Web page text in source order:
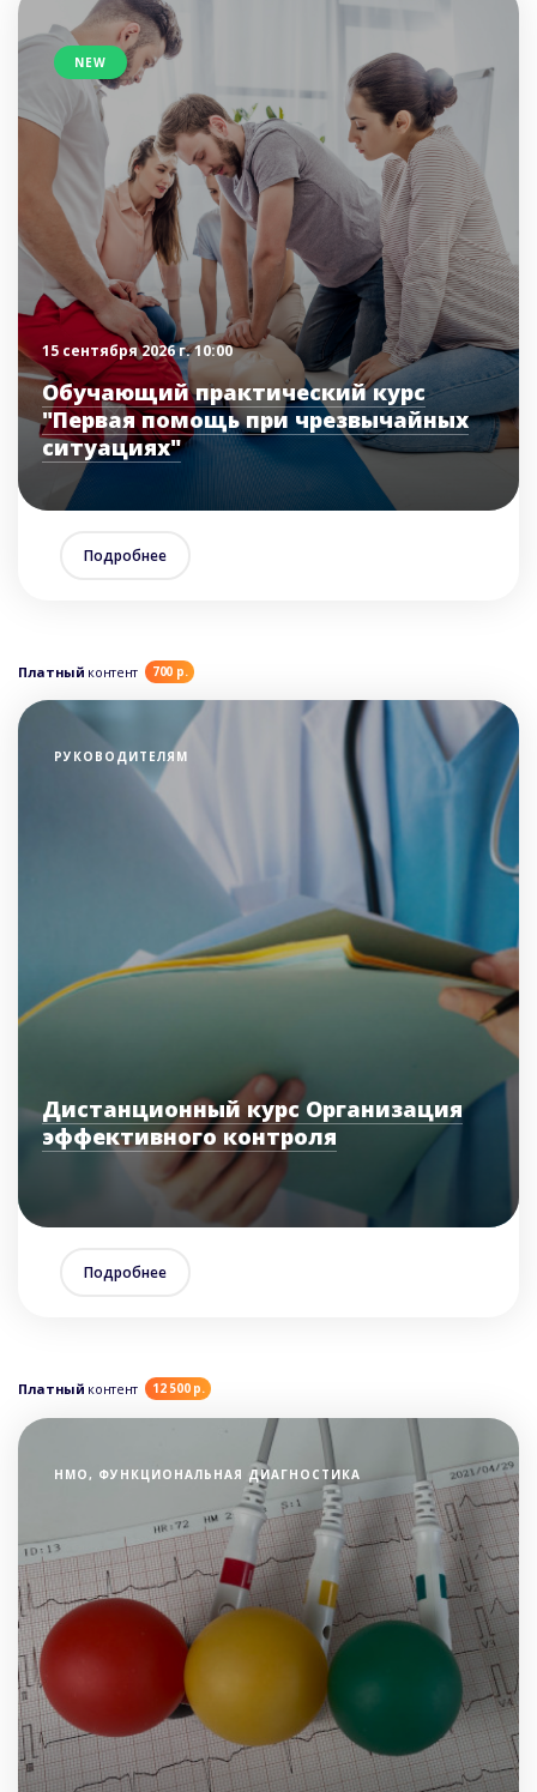
NEW
15 сентября 2026 г. 10:00
Обучающий практический курс
"Первая помощь при чрезвычайных
ситуациях"
Подробнее
Платный контент 700 р.
РУКОВОДИТЕЛЯМ
Дистанционный курс Организация
эффективного контроля
Подробнее
Платный контент 12 500 р.
НМО, ФУНКЦИОНАЛЬНАЯ ДИАГНОСТИКА